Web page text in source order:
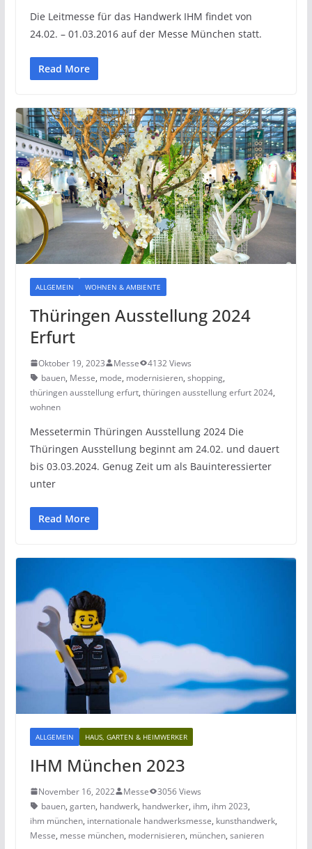
Die Leitmesse für das Handwerk IHM findet von
24.02. – 01.03.2016 auf der Messe München statt.
Read More
ALLGEMEIN WOHNEN & AMBIENTE
Thüringen Ausstellung 2024
Erfurt
Oktober 19, 2023 Messe
4132 Views
bauen, Messe, mode, modernisieren, shopping,
thüringen ausstellung erfurt, thüringen ausstellung erfurt 2024,
wohnen
Messetermin Thüringen Ausstellung 2024 Die
Thüringen Ausstellung beginnt am 24.02. und dauert
bis 03.03.2024. Genug Zeit um als Bauinteressierter
unter
Read More
ALLGEMEIN HAUS, GARTEN & HEIMWERKER
IHM München 2023
November 16, 2022 Messe
3056 Views
bauen, garten, handwerk, handwerker, ihm, ihm 2023,
ihm münchen, internationale handwerksmesse, kunsthandwerk,
Messe, messe münchen, modernisieren, münchen, sanieren